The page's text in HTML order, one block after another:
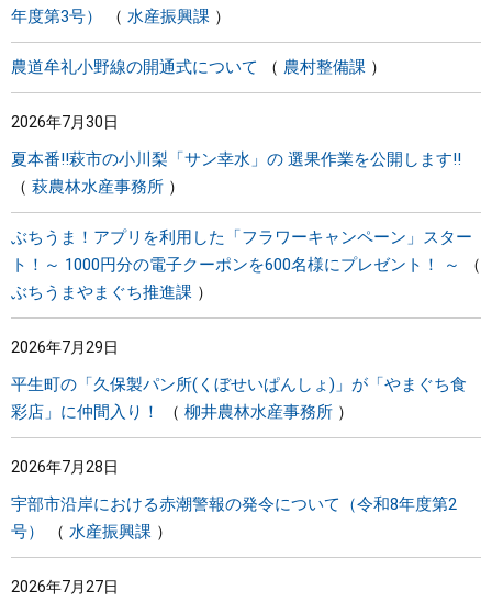
年度第3号）
水産振興課
農道牟礼小野線の開通式について 農村整備課
2026年7月30日
夏本番!!萩市の小川梨「サン幸水」の 選果作業を公開します!!
萩農林水産事務所
ぶちうま！アプリを利用した「フラワーキャンペーン」スター
ト！～ 1000円分の電子クーポンを600名様にプレゼント！ ～
ぶちうまやまぐち推進課
2026年7月29日
平生町の「久保製パン所(くぼせいぱんしょ)」が「やまぐち食
彩店」に仲間入り！
柳井農林水産事務所
2026年7月28日
宇部市沿岸における赤潮警報の発令について（令和8年度第2
号）
水産振興課
2026年7月27日